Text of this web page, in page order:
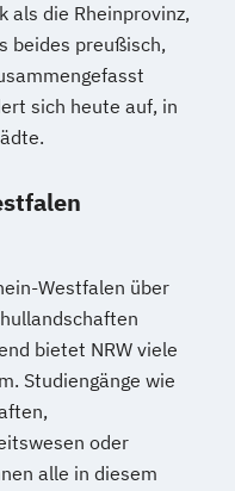
als die Rheinprovinz,
beides preußisch,
sich heute auf, in
Westfalen über
bietet NRW viele
Studiengänge wie
oder
alle in diesem